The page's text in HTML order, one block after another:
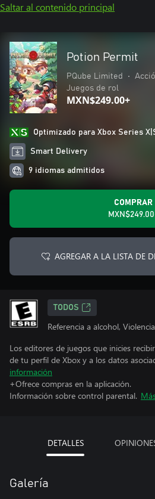
Saltar al contenido principal
Potion Permit
PQube Limited •
Juegos de rol
MXN$249.00+
Optimizado para Xbox Series
Smart Delivery
9 idiomas admitidos
COMPRAR
AGREGAR A LA LISTA DE
TODOS
Referencia a alcohol,
Los editores de juegos que inicies
de tu perfil de Xbox y a los datos
información
+Ofrece compras en la aplicación.
Información sobre control parental.
DETALLES
Galería